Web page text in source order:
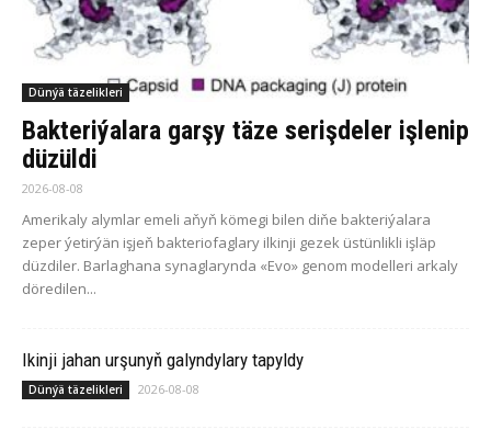
Dünýä täzelikleri
Bakteriýalara garşy täze serişdeler işlenip
düzüldi
2026-08-08
Amerikaly alymlar emeli aňyň kömegi bilen diňe bakteriýalara
zeper ýetirýän işjeň bakteriofaglary ilkinji gezek üstünlikli işläp
düzdiler. Barlaghana synaglarynda «Evo» genom modelleri arkaly
döredilen...
Ikinji jahan urşunyň galyndylary tapyldy
Dünýä täzelikleri 2026-08-08